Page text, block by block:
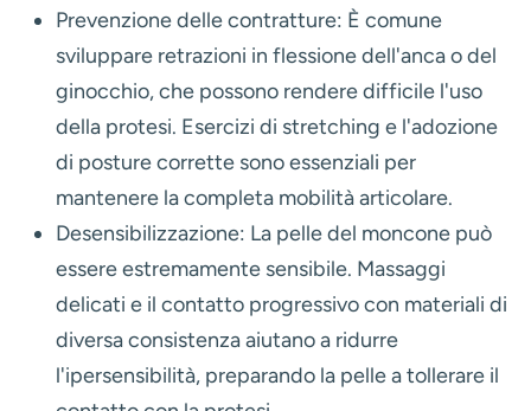
Prevenzione delle contratture: È comune
sviluppare retrazioni in flessione dell'anca o del
ginocchio, che possono rendere difficile l'uso
della protesi. Esercizi di stretching e l'adozione
di posture corrette sono essenziali per
mantenere la completa mobilità articolare.
Desensibilizzazione: La pelle del moncone può
essere estremamente sensibile. Massaggi
delicati e il contatto progressivo con materiali di
diversa consistenza aiutano a ridurre
l'ipersensibilità, preparando la pelle a tollerare il